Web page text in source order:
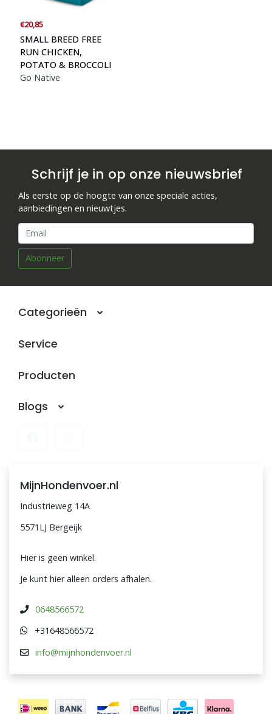
€20,85
SMALL BREED FREE
RUN CHICKEN,
POTATO & BROCCOLI
Go Native
Schrijf je in op onze nieuwsbrief
Als eerste op de hoogte van onze speciale acties,
aanbiedingen en nieuwtjes.
Abonneer
Categorieën
Service
Producten
Blogs
MijnHondenvoer.nl
Industrieweg 14A
5571LJ Bergeijk
Hier is geen winkel.
Je kunt hier alleen orders afhalen.
0648566572
+31648566572
info@mijnhondenvoer.nl